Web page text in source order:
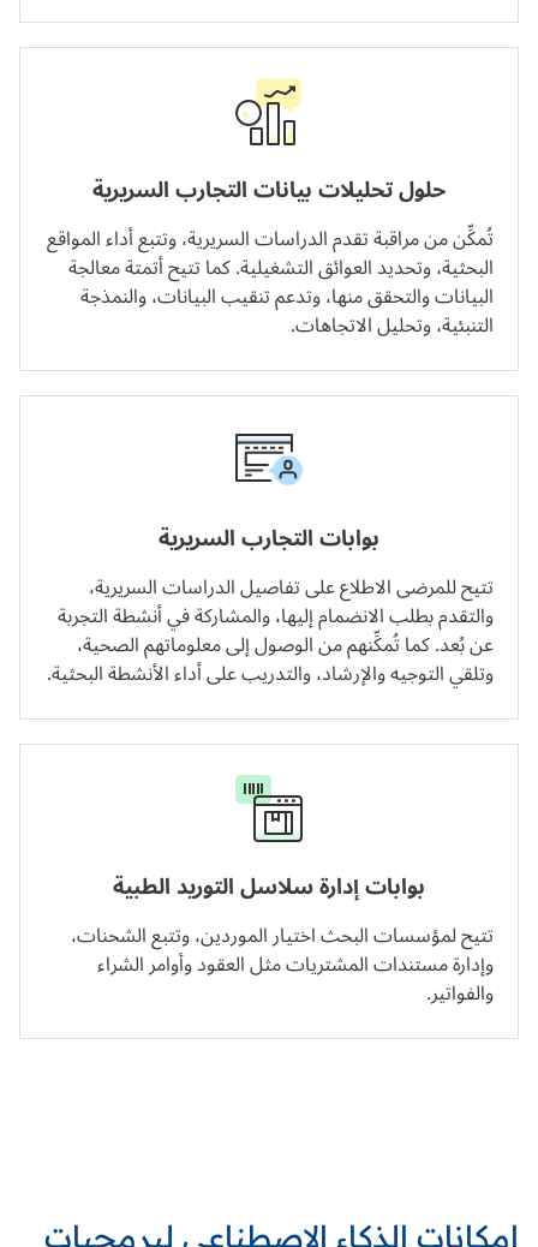
حلول تحليلات بيانات التجارب السريرية
تُمكِّن من مراقبة تقدم الدراسات السريرية، وتتبع أداء المواقع
البحثية، وتحديد العوائق التشغيلية. كما تتيح أتمتة معالجة
البيانات والتحقق منها، وتدعم تنقيب البيانات، والنمذجة
التنبئية، وتحليل الاتجاهات.
بوابات التجارب السريرية
تتيح للمرضى الاطلاع على تفاصيل الدراسات السريرية،
والتقدم بطلب الانضمام إليها، والمشاركة في أنشطة التجربة
عن بُعد. كما تُمكِّنهم من الوصول إلى معلوماتهم الصحية،
وتلقي التوجيه والإرشاد، والتدريب على أداء الأنشطة البحثية.
بوابات إدارة سلاسل التوريد الطبية
تتيح لمؤسسات البحث اختيار الموردين، وتتبع الشحنات،
وإدارة مستندات المشتريات مثل العقود وأوامر الشراء
والفواتير.
إمكانات الذكاء الاصطناعي لبرمجيات